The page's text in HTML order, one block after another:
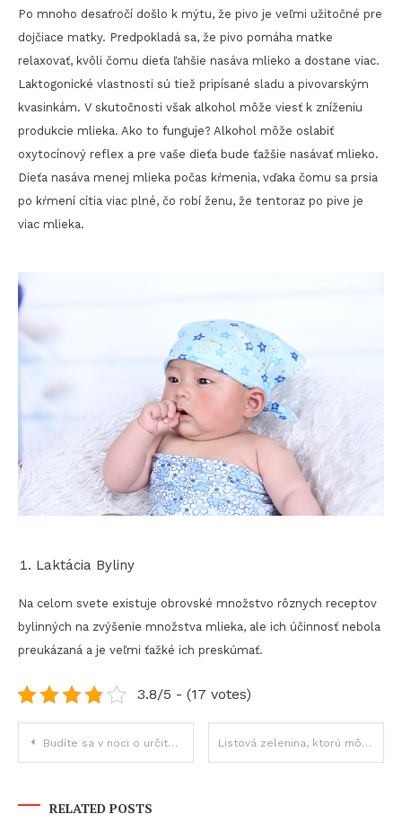
Po mnoho desaťročí došlo k mýtu, že pivo je veľmi užitočné pre
dojčiace matky. Predpokladá sa, že pivo pomáha matke
relaxovať, kvôli čomu dieťa ľahšie nasáva mlieko a dostane viac.
Laktogonické vlastnosti sú tiež pripísané sladu a pivovarským
kvasinkám. V skutočnosti však alkohol môže viesť k zníženiu
produkcie mlieka. Ako to funguje? Alkohol môže oslabiť
oxytocínový reflex a pre vaše dieťa bude ťažšie nasávať mlieko.
Dieťa nasáva menej mlieka počas kŕmenia, vďaka čomu sa prsia
po kŕmení cítia viac plné, čo robí ženu, že tentoraz po pive je
viac mlieka.
Laktácia Byliny
Na celom svete existuje obrovské množstvo rôznych receptov
bylinných na zvýšenie množstva mlieka, ale ich účinnosť nebola
preukázaná a je veľmi ťažké ich preskúmať.
3.8/5 - (17 votes)
Navigace
Budíte sa v noci o určitej hodine? Vaše telo sa vám snaží niečo povedať Listová zelenina, ktorú môžete pestovať aj počas zimy
RELATED POSTS